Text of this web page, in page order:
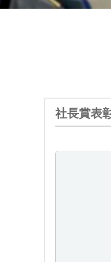
社長賞表